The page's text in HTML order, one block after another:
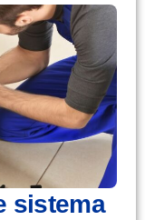
sistema